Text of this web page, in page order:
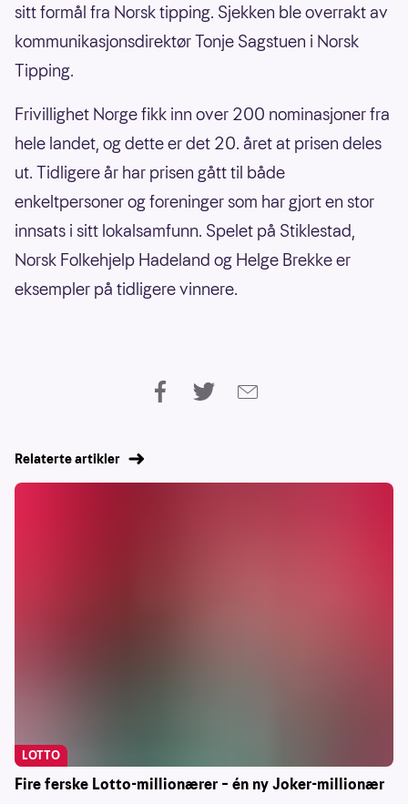
sitt formål fra Norsk tipping. Sjekken ble overrakt av
kommunikasjonsdirektør Tonje Sagstuen i Norsk
Tipping.
Frivillighet Norge fikk inn over 200 nominasjoner fra
hele landet, og dette er det 20. året at prisen deles
ut. Tidligere år har prisen gått til både
enkeltpersoner og foreninger som har gjort en stor
innsats i sitt lokalsamfunn. Spelet på Stiklestad,
Norsk Folkehjelp Hadeland og Helge Brekke er
eksempler på tidligere vinnere.
Relaterte artikler
Fire ferske Lotto-millionærer – én ny Joker-millionær
LOTTO